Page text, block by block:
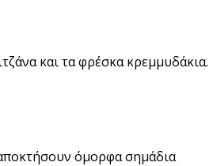
και τα φρέσκα κρεμμυδάκια.
όμορφα σημάδια